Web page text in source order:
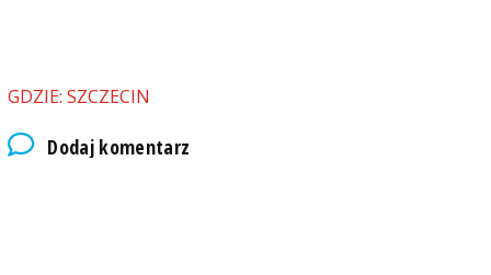
GDZIE: SZCZECIN
Dodaj komentarz